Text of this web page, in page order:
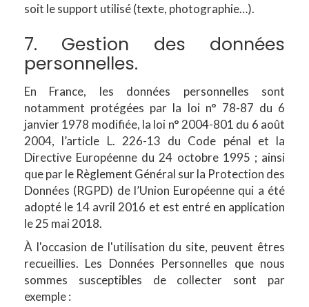
soit le support utilisé (texte, photographie…).
7. Gestion des données
personnelles.
En France, les données personnelles sont
notamment protégées par la loi n° 78-87 du 6
janvier 1978 modifiée, la loi n° 2004-801 du 6 août
2004, l’article L. 226-13 du Code pénal et la
Directive Européenne du 24 octobre 1995 ; ainsi
que par le Règlement Général sur la Protection des
Données (RGPD) de l’Union Européenne qui a été
adopté le 14 avril 2016 et est entré en application
le 25 mai 2018.
À l'occasion de l'utilisation du site, peuvent êtres
recueillies. Les Données Personnelles que nous
sommes susceptibles de collecter sont par
exemple :